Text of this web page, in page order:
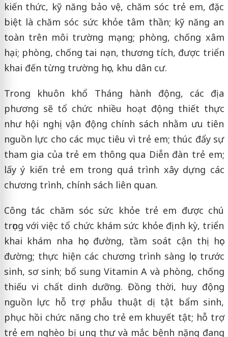
kiến thức, kỹ năng bảo vệ, chăm sóc trẻ em, đặc
biệt là chăm sóc sức khỏe tâm thần; kỹ năng an
toàn trên môi trường mạng; phòng, chống xâm
hại; phòng, chống tai nạn, thương tích, được triển
khai đến từng trường học, khu dân cư.
Trong khuôn khổ Tháng hành động, các địa
phương sẽ tổ chức nhiều hoạt động thiết thực
như hội nghị vận động chính sách nhằm ưu tiên
nguồn lực cho các mục tiêu vì trẻ em; thúc đẩy sự
tham gia của trẻ em thông qua Diễn đàn trẻ em;
lấy ý kiến trẻ em trong quá trình xây dựng các
chương trình, chính sách liên quan.
Công tác chăm sóc sức khỏe trẻ em được chú
trọng với việc tổ chức khám sức khỏe định kỳ, triển
khai khám nha học đường, tầm soát cận thị học
đường; thực hiện các chương trình sàng lọc trước
sinh, sơ sinh; bổ sung Vitamin A và phòng, chống
thiếu vi chất dinh dưỡng. Đồng thời, huy động
nguồn lực hỗ trợ phẫu thuật dị tật bẩm sinh,
phục hồi chức năng cho trẻ em khuyết tật; hỗ trợ
trẻ em nghèo bị ung thư và mắc bệnh nặng đang